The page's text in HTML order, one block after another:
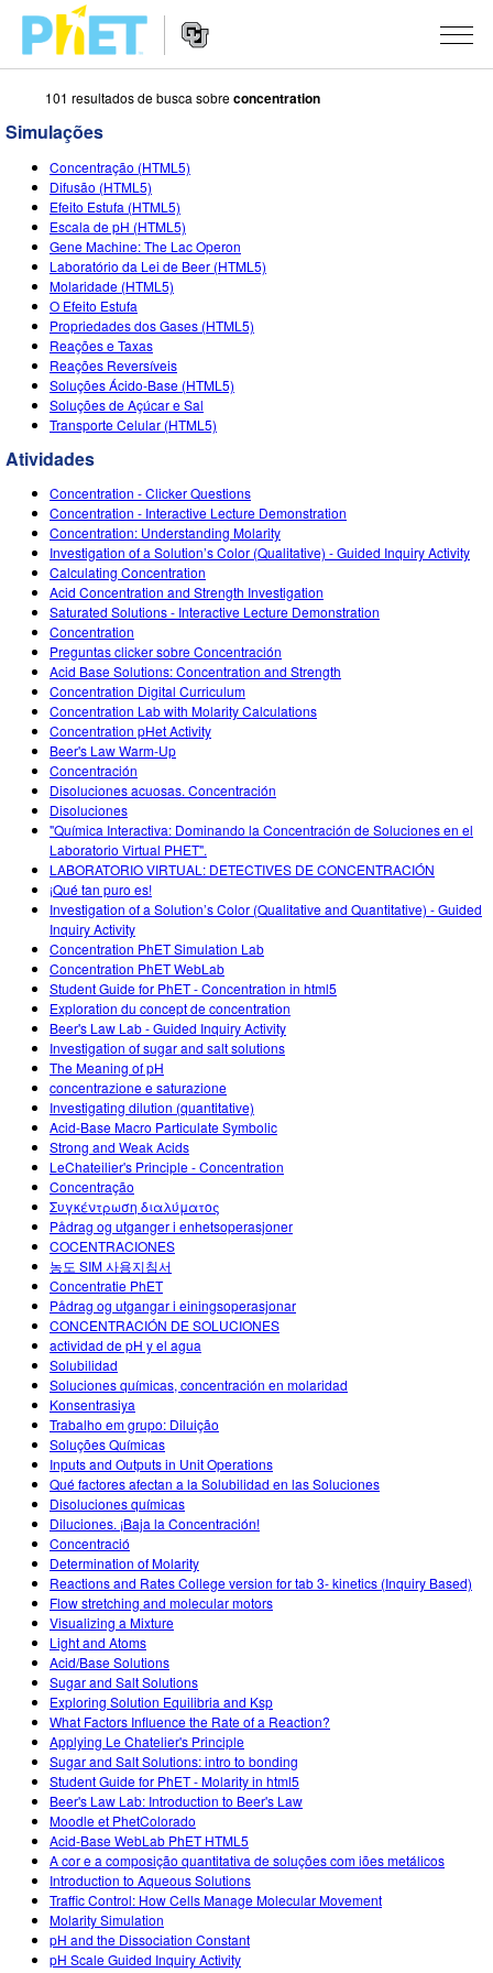
Busca
Portal
PhET
Portal
SIMULAÇÕES
Todas as Sims
Física
Matemática & Estatística
Química
Terra & Espaço
Biologia
Traduzir Sims
Customizable Sims
STUDIO
About Studio
Customizable Sims
Inicie seu Teste Grátis
Adquira uma Licença
ENSINO
Atividades
Envie sua Atividade
Orientações para Contribuição de Atividade
Oficinas Virtuais
Professional Learning with PhET
Teaching with PhET
PESQUISA
INICIATIVAS
Design Inclusivo
PhET Global
Fluência em Dados
DEIB na STEM Ed
SceneryStack OSE
Relatório de Impacto
ENTRE/REGISTRE-SE
ENTRE/REGISTRE-SE
101 resultados de busca sobreconcentration
Simulações
Concentração (HTML5)
Difusão (HTML5)
Efeito Estufa (HTML5)
Escala de pH (HTML5)
Gene Machine: The Lac Operon
Laboratório da Lei de Beer (HTML5)
Molaridade (HTML5)
O Efeito Estufa
Propriedades dos Gases (HTML5)
Reações e Taxas
Reações Reversíveis
Soluções Ácido-Base (HTML5)
Soluções de Açúcar e Sal
Transporte Celular (HTML5)
Atividades
Concentration - Clicker Questions
Concentration - Interactive Lecture Demonstration
Concentration: Understanding Molarity
Investigation of a Solution’s Color (Qualitative) - Guided Inquiry Activity
Calculating Concentration
Acid Concentration and Strength Investigation
Saturated Solutions - Interactive Lecture Demonstration
Concentration
Preguntas clicker sobre Concentración
Acid Base Solutions: Concentration and Strength
Concentration Digital Curriculum
Concentration Lab with Molarity Calculations
Concentration pHet Activity
Beer's Law Warm-Up
Concentración
Disoluciones acuosas. Concentración
Disoluciones
"Química Interactiva: Dominando la Concentración de Soluciones en el
Laboratorio Virtual PHET".
LABORATORIO VIRTUAL: DETECTIVES DE CONCENTRACIÓN
¡Qué tan puro es!
Investigation of a Solution’s Color (Qualitative and Quantitative) - Guided
Inquiry Activity
Concentration PhET Simulation Lab
Concentration PhET WebLab
Student Guide for PhET - Concentration in html5
Exploration du concept de concentration
Beer's Law Lab - Guided Inquiry Activity
Investigation of sugar and salt solutions
The Meaning of pH
concentrazione e saturazione
Investigating dilution (quantitative)
Acid-Base Macro Particulate Symbolic
Strong and Weak Acids
LeChateilier's Principle - Concentration
Concentração
Συγκέντρωση διαλύματος
Pådrag og utganger i enhetsoperasjoner
COCENTRACIONES
농도 SIM 사용지침서
Concentratie PhET
Pådrag og utgangar i einingsoperasjonar
CONCENTRACIÓN DE SOLUCIONES
actividad de pH y el agua
Solubilidad
Soluciones químicas, concentración en molaridad
Konsentrasiya
Trabalho em grupo: Diluição
Soluções Químicas
Inputs and Outputs in Unit Operations
Qué factores afectan a la Solubilidad en las Soluciones
Disoluciones químicas
Diluciones. ¡Baja la Concentración!
Concentració
Determination of Molarity
Reactions and Rates College version for tab 3- kinetics (Inquiry Based)
Flow stretching and molecular motors
Visualizing a Mixture
Light and Atoms
Acid/Base Solutions
Sugar and Salt Solutions
Exploring Solution Equilibria and Ksp
What Factors Influence the Rate of a Reaction?
Applying Le Chatelier's Principle
Sugar and Salt Solutions: intro to bonding
Student Guide for PhET - Molarity in html5
Beer's Law Lab: Introduction to Beer's Law
Moodle et PhetColorado
Acid-Base WebLab PhET HTML5
A cor e a composição quantitativa de soluções com iões metálicos
Introduction to Aqueous Solutions
Traffic Control: How Cells Manage Molecular Movement
Molarity Simulation
pH and the Dissociation Constant
pH Scale Guided Inquiry Activity